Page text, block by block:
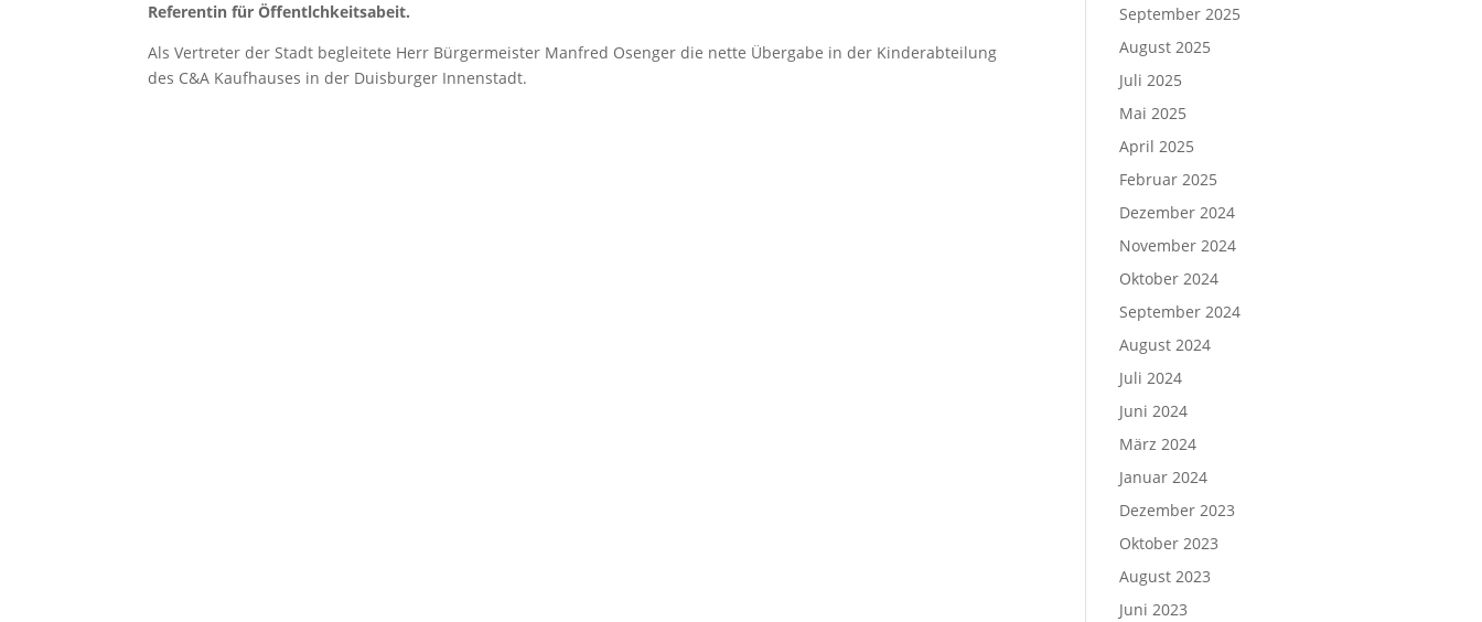
Referentin für Öffentlchkeitsabeit.
Als Vertreter der Stadt begleitete Herr Bürgermeister Manfred Osenger die nette Übergabe in der Kinderabteilung
des C&A Kaufhauses in der Duisburger Innenstadt.
September 2025
August 2025
Juli 2025
Mai 2025
April 2025
Februar 2025
Dezember 2024
November 2024
Oktober 2024
September 2024
August 2024
Juli 2024
Juni 2024
März 2024
Januar 2024
Dezember 2023
Oktober 2023
August 2023
Juni 2023